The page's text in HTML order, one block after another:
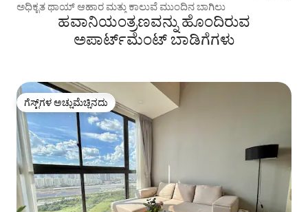
ಅಧಿಕೃತ ಥಾಯ್ ಆಹಾರ ಮತ್ತು ಕಾಲುವೆ ಮುಂದಿನ ಬಾಗಿಲು
ಹವಾನಿಯಂತ್ರಣವನ್ನು ಹೊಂದಿರುವ
ಅಪಾರ್ಟ್‌ಮೆಂಟ್‌ ಬಾಡಿಗೆಗಳು
ಗೆಸ್ಟ್‌ಗಳ ಅಚ್ಚುಮೆಚ್ಚಿನದು
ಗೆಸ್ಟ್‌ಗಳ ಅಚ್ಚುಮೆಚ್ಚಿನದು